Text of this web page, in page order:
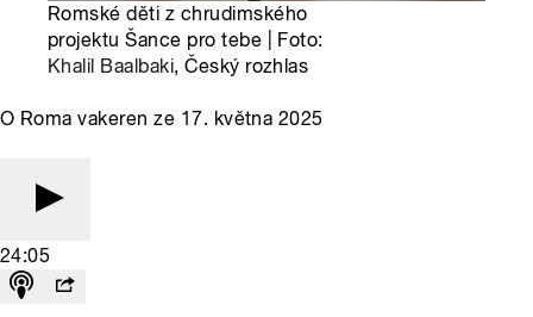
Romské děti z chrudimského
projektu Šance pro tebe | Foto:
Khalil Baalbaki, Český rozhlas
O Roma vakeren ze 17. května 2025
24:05